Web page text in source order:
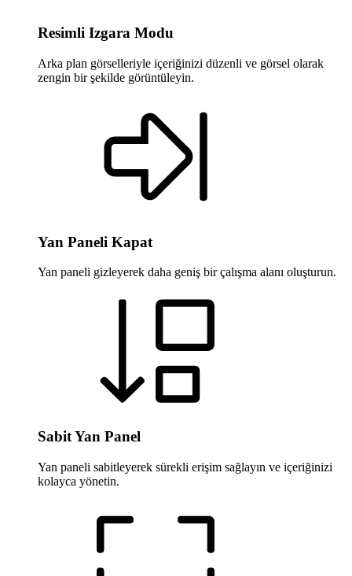
Resimli Izgara Modu
Arka plan görselleriyle içeriğinizi düzenli ve görsel olarak
zengin bir şekilde görüntüleyin.
Yan Paneli Kapat
Yan paneli gizleyerek daha geniş bir çalışma alanı oluşturun.
Sabit Yan Panel
Yan paneli sabitleyerek sürekli erişim sağlayın ve içeriğinizi
kolayca yönetin.